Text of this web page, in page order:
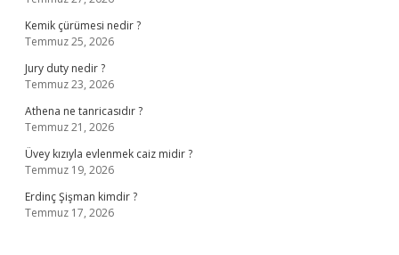
Kemik çürümesi nedir ?
Temmuz 25, 2026
Jury duty nedir ?
Temmuz 23, 2026
Athena ne tanricasıdır ?
Temmuz 21, 2026
Üvey kızıyla evlenmek caiz midir ?
Temmuz 19, 2026
Erdinç Şişman kimdir ?
Temmuz 17, 2026